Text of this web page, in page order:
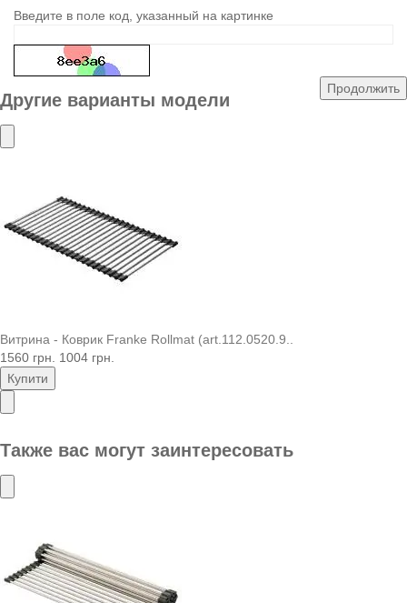
Введите в поле код, указанный на картинке
Продолжить
Другие варианты модели
Витрина - Коврик Franke Rollmat (art.112.0520.9..
1560 грн.
1004 грн.
Купити
Также вас могут заинтересовать